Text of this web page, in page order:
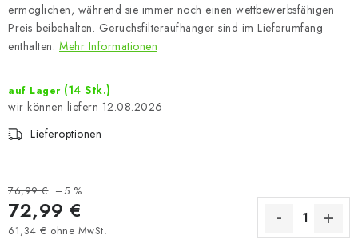
ermöglichen, während sie immer noch einen wettbewerbsfähigen
Preis beibehalten. Geruchsfilteraufhänger sind im Lieferumfang
enthalten. Mehr Informationen
auf Lager (14 Stk.)
12.08.2026
Lieferoptionen
76,99 € –5 %
72,99 €
61,34 € ohne MwSt.